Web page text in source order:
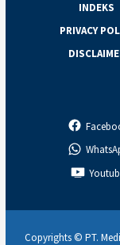
INDEKS
PRIVACY
Copyrights © PT.